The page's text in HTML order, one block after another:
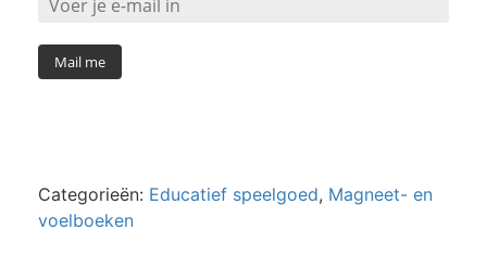
Mail me
Categorieën: Educatief speelgoed, Magneet- en
voelboeken